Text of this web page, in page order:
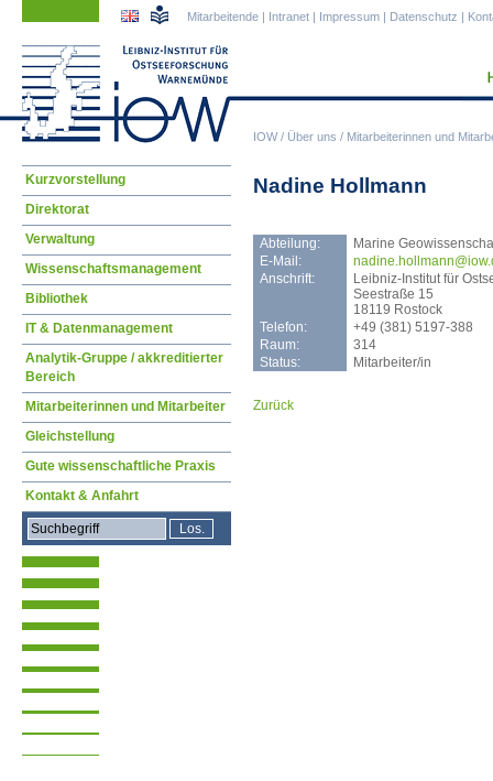
IOW/ Über uns / Mitarbeiterinnen und
Mitarbeitende | Intranet | Impressum | Datenschutz |
Nadine Hollmann
Abteilung:
Marine
E-Mail:
nadi
Anschrift:
Leibniz-Institut für
Seestraße 15
18119 Rostock
Telefon:
+49 (381) 5197-388
Raum:
314
Status:
Mitarbeiter/in
Zurück
Navigation
Kurzvorstellung
Direktorat
Verwaltung
Wissenschaftsmanagement
Bibliothek
IT & Datenmanagement
Analytik-Gruppe / akkreditierter
Bereich
Mitarbeiterinnen und Mitarbeiter
Gleichstellung
Gute wissenschaftliche Praxis
Kontakt & Anfahrt